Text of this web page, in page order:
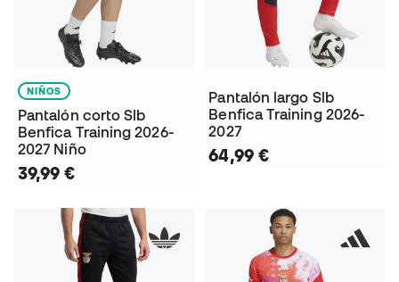
NIÑOS
Pantalón corto Slb
Benfica Training 2026-
2027 Niño
39,99 €
Pantalón largo Slb
Benfica Training 2026-
2027
64,99 €